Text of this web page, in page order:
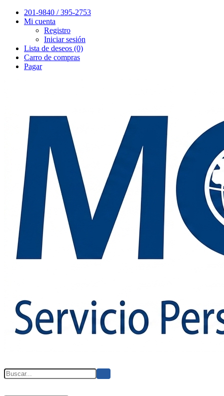
201-9840 / 395-2753
Mi cuenta
Registro
Iniciar sesión
Lista de deseos (0)
Carro de compras
Pagar